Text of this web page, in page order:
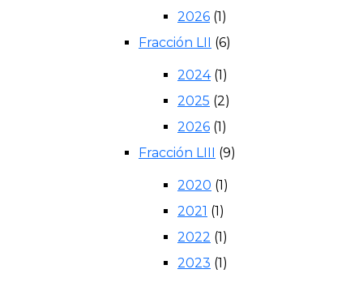
2026 (1)
Fracción LII
(6)
2024(1)
2025 (2)
2026 (1)
Fracción LIII
(9)
2020 (1)
2021 (1)
2022 (1)
2023 (1)